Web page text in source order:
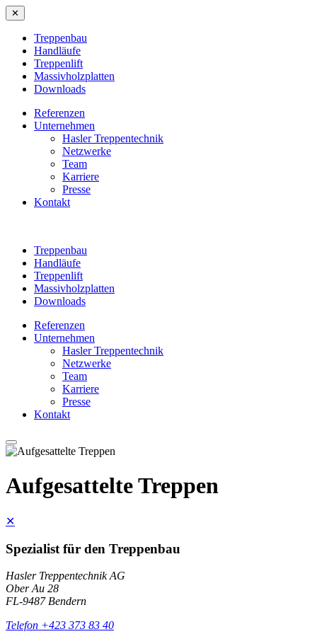
✕
Treppenbau
Handläufe
Treppenlift
Massivholzplatten
Downloads
Referenzen
Unternehmen
Hasler Treppentechnik
Netzwerke
Team
Karriere
Presse
Kontakt
Treppenbau
Handläufe
Treppenlift
Massivholzplatten
Downloads
Referenzen
Unternehmen
Hasler Treppentechnik
Netzwerke
Team
Karriere
Presse
Kontakt
Aufgesattelte Treppen
✕
Spezialist für den Treppenbau
Hasler Treppentechnik AG
Ober Au 28
FL-9487 Bendern
Telefon +423 373 83 40